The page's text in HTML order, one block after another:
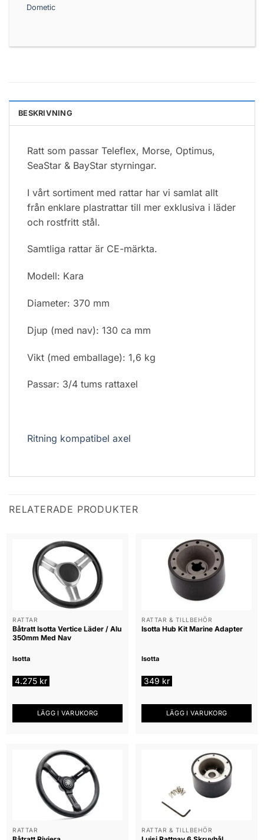
Dometic
BESKRIVNING
Ratt som passar Teleflex, Morse, Optimus,
SeaStar & BayStar styrningar.
I vårt sortiment med rattar har vi samlat allt
från enklare plastrattar till mer exklusiva i läder
och rostfritt stål.
Samtliga rattar är CE-märkta.
Modell: Kara
Diameter: 370 mm
Djup (med nav): 130 ca mm
Vikt (med emballage): 1,6 kg
Passar: 3/4 tums rattaxel
Ritning kompatibel axel
RELATERADE PRODUKTER
RATTAR
Båtratt Isotta Vertice Läder / Alu
350mm Med Nav
Isotta
4.275 kr
LÄGG I VARUKORG
RATTAR & TILLBEHÖR
Isotta Hub Kit Marine Adapter
Isotta
349 kr
LÄGG I VARUKORG
RATTAR RATTAR & TILLBEHÖR